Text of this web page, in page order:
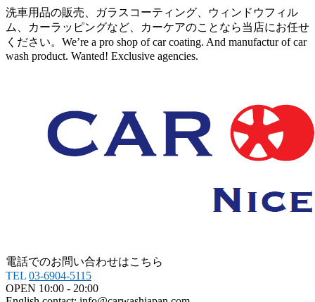
洗車用品の販売、ガラスコーティング、ウィンドウフィル
ム、カーラッピングなど、カーケアのことなら当店にお任せ
ください。We’re a pro shop of car coating. And manufactur of car
wash product. Wanted! Exclusive agencies.
電話でのお問い合わせはこちら
TEL 03-6904-5115
OPEN 10:00 - 20:00